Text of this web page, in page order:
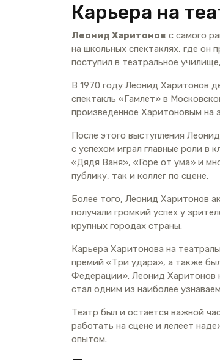
Карьера на
Леонид Харитонов с самого
на школьных спектаклях, где он
поступил в театральное
В 1970 году Леонид Харитонов
спектакль «Гамлет» в
произведенное Харитоновым на
После этого выступления
с успехом играл главные роли в
«Дядя Ваня», «Горе от ума» и
публику, так и коллег по сцене.
Более того, Леонид Харитонов
получали громкий успех у
крупных городах страны.
Карьера Харитонова на
премий «Три удара», а также
Федерации». Леонид Харитонов
стал одним из наиболее
Театр был и остается важной
работать на сцене и лелеет
опытом.